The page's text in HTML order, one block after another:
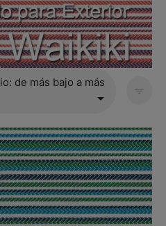
de más bajo a más
